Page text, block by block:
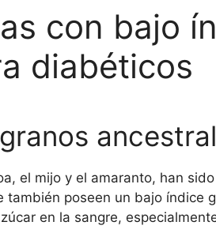
con bajo
diabéticos
el mijo y el amaranto, han
también poseen un bajo índice
en la sangre,